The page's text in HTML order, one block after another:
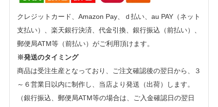
クレジットカード、Amazon Pay、ｄ払い、au PAY（ネット
支払い）、楽天銀行決済、代金引換、銀行振込（前払い）、
郵便局ATM等（前払い）がご利用頂けます。
※発送のタイミング
商品は受注生産となっており、ご注文確認後の翌日から、３
～６営業日以内に制作し、当店より発送（出荷）します。
（銀行振込、郵便局ATM等の場合は、ご入金確認日の翌日